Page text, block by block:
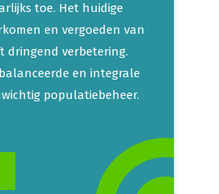
toe. Het huidige
en vergoeden van
dringend verbetering.
en integrale
populatiebeheer.